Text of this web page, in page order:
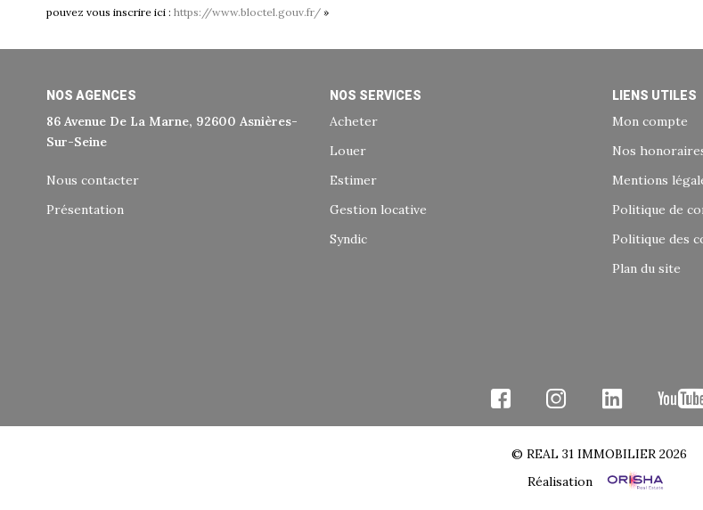
pouvez vous inscrire ici : https://www.bloctel.gouv.fr/ »
NOS AGENCES
86 Avenue De La Marne, 92600 Asnières-
Sur-Seine
Nous contacter
Présentation
NOS SERVICES
Acheter
Louer
Estimer
Gestion locative
Syndic
LIENS UTILES
Mon compte
Nos
Mentions
Politique de
Politique des
Plan du site
© REAL 31 IMMOBILIER 2026
Réalisation